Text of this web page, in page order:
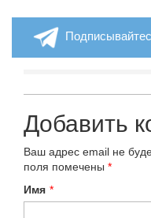
Добавить
Ваш адрес email не
поля помечены *
Имя *